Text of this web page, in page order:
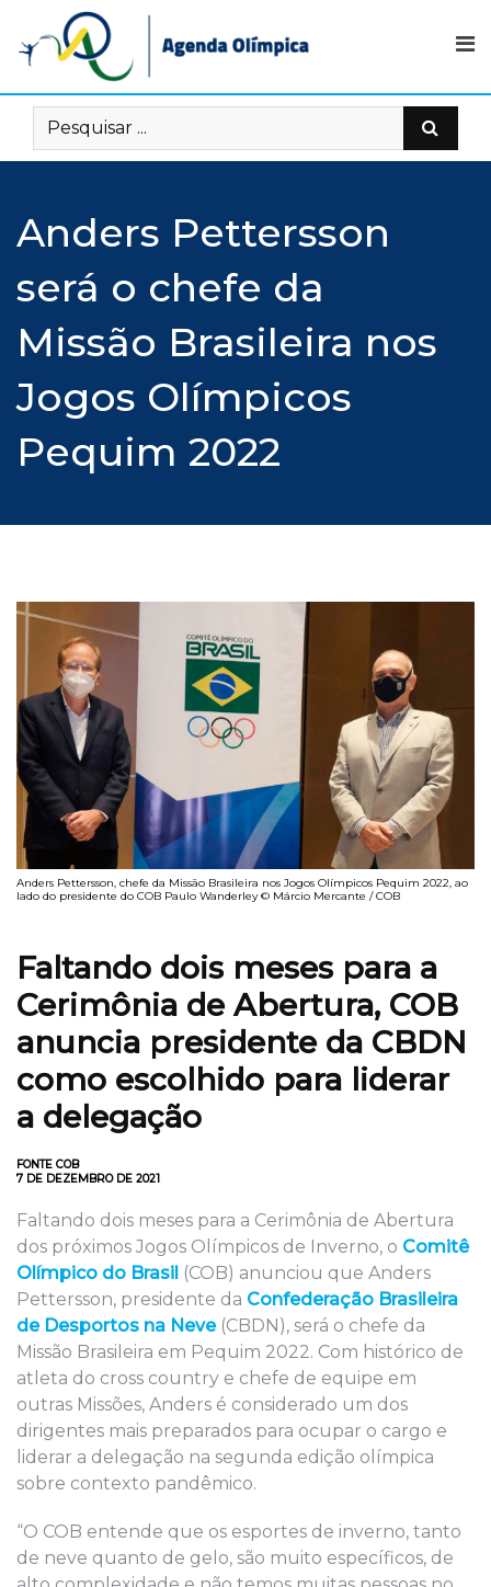
content
Anders Pettersson
será o chefe da
Missão Brasileira nos
Jogos Olímpicos
Pequim 2022
Anders Pettersson, chefe da Missão Brasileira nos Jogos Olímpicos Pequim 2022, ao
lado do presidente do COB Paulo Wanderley © Márcio Mercante / COB
Faltando dois meses para a
Cerimônia de Abertura, COB
anuncia presidente da CBDN
como escolhido para liderar
a delegação
FONTE COB
7 DE DEZEMBRO DE 2021
Faltando dois meses para a Cerimônia de Abertura
dos próximos Jogos Olímpicos de Inverno, o Comitê
Olímpico do Brasil (COB) anunciou que Anders
Pettersson, presidente da Confederação Brasileira
de Desportos na Neve(CBDN), será o chefe da
Missão Brasileira em Pequim 2022. Com histórico de
atleta do cross country e chefe de equipe em
outras Missões, Anders é considerado um dos
dirigentes mais preparados para ocupar o cargo e
liderar a delegação na segunda edição olímpica
sobre contexto pandêmico.
“O COB entende que os esportes de inverno, tanto
de neve quanto de gelo, são muito específicos, de